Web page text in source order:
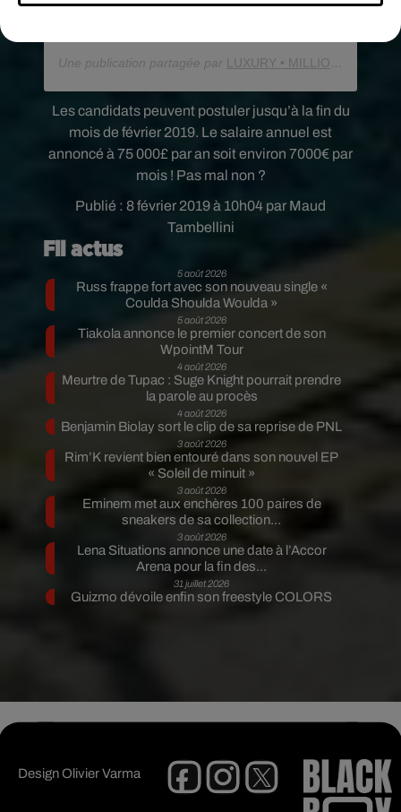
Publié : 8 février 2019 à 10h04 par Maud
Tambellini
@millionaire.billionaire.store) for more content
Une publication partagée par LUXURY • MILLIONAIRE • SUCCESS
Les candidats peuvent postuler jusqu’à la fin du
mois de février 2019. Le salaire annuel est
annoncé à 75 000£ par an soit environ 7000€ par
mois ! Pas mal non ?
Fil actus
5 août 2026
Russ frappe fort avec son nouveau single «
Coulda Shoulda Woulda »
5 août 2026
Tiakola annonce le premier concert de son
WpointM Tour
4 août 2026
Meurtre de Tupac : Suge Knight pourrait prendre
la parole au procès
4 août 2026
Benjamin Biolay sort le clip de sa reprise de PNL
3 août 2026
Rim’K revient bien entouré dans son nouvel EP
« Soleil de minuit »
3 août 2026
Eminem met aux enchères 100 paires de
sneakers de sa collection...
3 août 2026
Lena Situations annonce une date à l’Accor
Arena pour la fin des...
31 juillet 2026
Guizmo dévoile enfin son freestyle COLORS
DesignOlivier Varma